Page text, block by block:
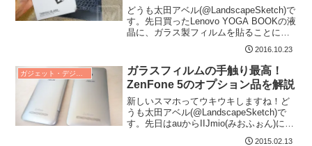
どうも太田アベル(@LandscapeSketch)で
す。先日買ったLenovo YOGA BOOKの液
晶に、ガラス製フィルムを貼ることにし
2016.10.23
ガラスフィルムの手触り最高！
ZenFone 5のオプション品を解説
新しいスマホってウキウキしますね！ど
うも太田アベル(@LandscapeSketch)で
す。先日はauからIIJmio(みおふぉん)に乗
2015.02.13